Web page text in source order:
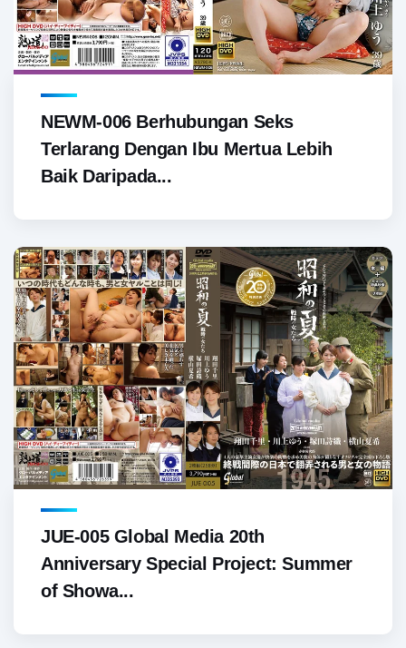
NEWM-006 Berhubungan Seks
Terlarang Dengan Ibu Mertua Lebih
Baik Daripada...
JUE-005 Global Media 20th
Anniversary Special Project: Summer
of Showa...